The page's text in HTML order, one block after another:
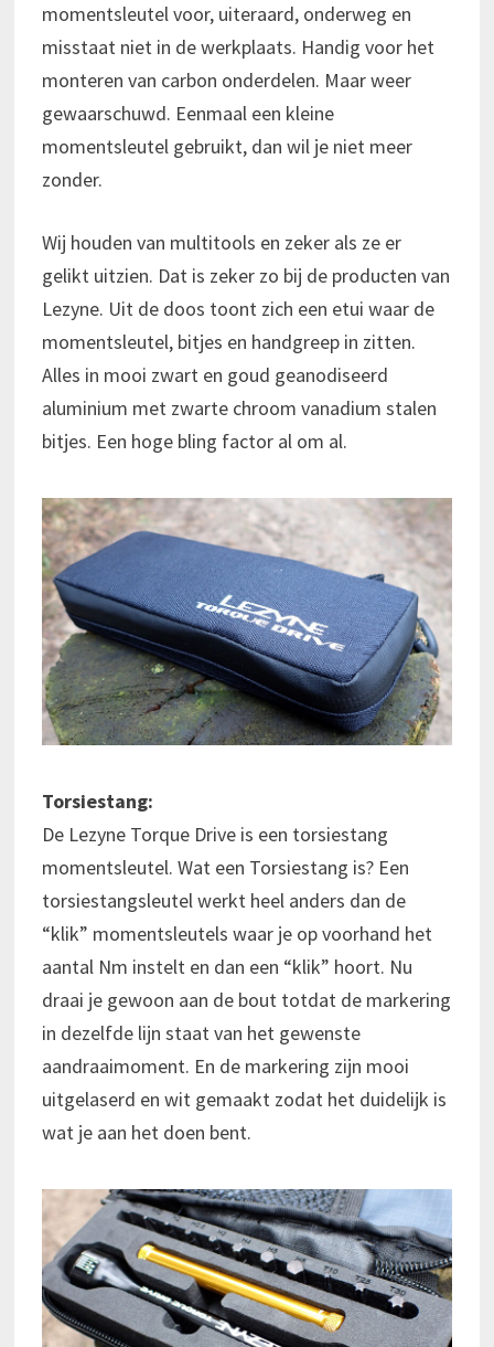
momentsleutel voor, uiteraard, onderweg en
misstaat niet in de werkplaats. Handig voor het
monteren van carbon onderdelen. Maar weer
gewaarschuwd. Eenmaal een kleine
momentsleutel gebruikt, dan wil je niet meer
zonder.
Wij houden van multitools en zeker als ze er
gelikt uitzien. Dat is zeker zo bij de producten van
Lezyne. Uit de doos toont zich een etui waar de
momentsleutel, bitjes en handgreep in zitten.
Alles in mooi zwart en goud geanodiseerd
aluminium met zwarte chroom vanadium stalen
bitjes. Een hoge bling factor al om al.
Torsiestang:
De Lezyne Torque Drive is een torsiestang
momentsleutel. Wat een Torsiestang is? Een
torsiestangsleutel werkt heel anders dan de
“klik” momentsleutels waar je op voorhand het
aantal Nm instelt en dan een “klik” hoort. Nu
draai je gewoon aan de bout totdat de markering
in dezelfde lijn staat van het gewenste
aandraaimoment. En de markering zijn mooi
uitgelaserd en wit gemaakt zodat het duidelijk is
wat je aan het doen bent.